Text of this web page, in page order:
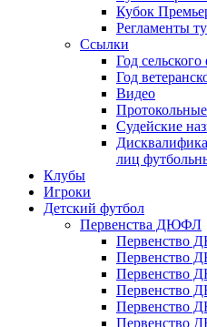
Кубок
Регламенты
Ссылки
Год
Год
Видео
Судейские
лиц
Клубы
Игроки
Детский футбол
Первенства ДЮФЛ
Первенство
Первенство
Первенство
Первенство
Первенство
Первенство